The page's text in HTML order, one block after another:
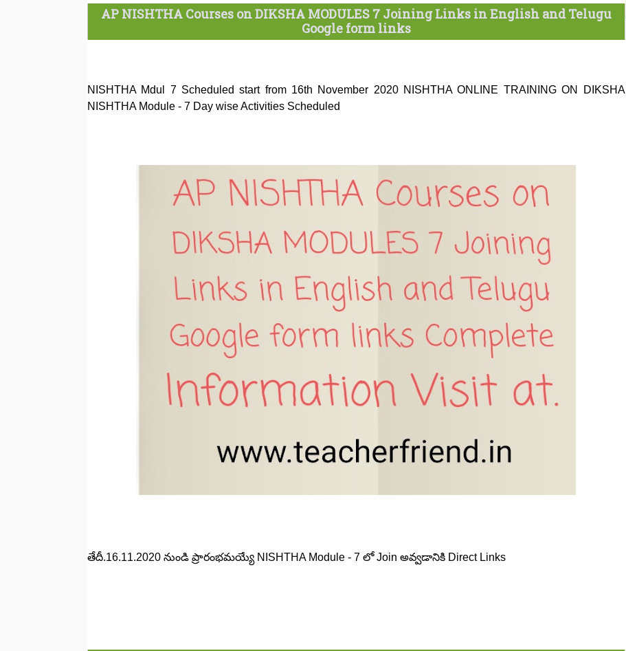
AP NISHTHA Courses on DIKSHA MODULES 7 Joining Links in English and Telugu
Google form links
NISHTHA Mdul 7 Scheduled start from 16th November 2020 NISHTHA ONLINE TRAINING ON DIKSHA
NISHTHA Module - 7 Day wise Activities Scheduled
తేదీ.16.11.2020 నుండి ప్రారంభమయ్యే NISHTHA Module - 7 లో Join అవ్వడానికి Direct Links